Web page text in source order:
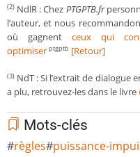
(2) NdlR : Chez PTGPTB.fr
l’auteur, et nous
où gagnent ceux qui
optimiser ptgptb [Retour]
(3) NdT : Si l’extrait de
a plu, retrouvez-les dans le livre
Mots-clés
règles puissance-